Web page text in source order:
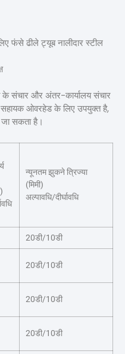
फंसे ढीले ट्यूब नालीदार स्टील
संचार और अंतर-कार्यालय संचार
सहायक ओवरहेड के लिए उपयुक्त है,
सकता है।
न्यूनतम झुकने त्रिज्या
(मिमी)
अल्पावधि/दीर्घावधि
20डी/10डी
20डी/10डी
20डी/10डी
20डी/10डी